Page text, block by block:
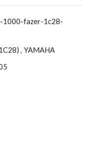
1000-fazer-1c28-
, YAMAHA